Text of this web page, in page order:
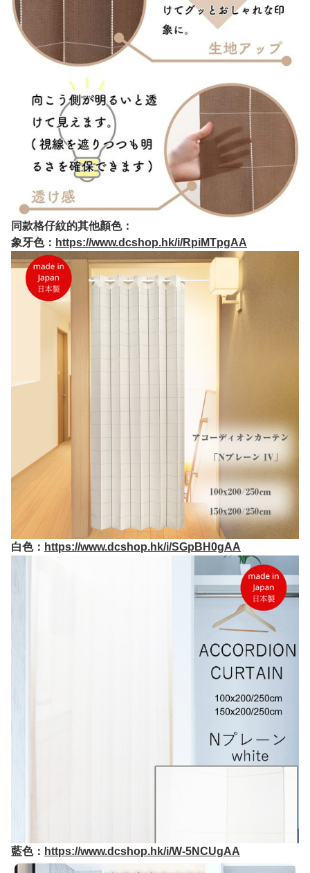
同款格仔紋的其他顏色：
象牙色： https://www.dcshop.hk/i/RpiMTpgAA
白色： https://www.dcshop.hk/i/SGpBH0gAA
藍色： https://www.dcshop.hk/i/W-5NCUgAA